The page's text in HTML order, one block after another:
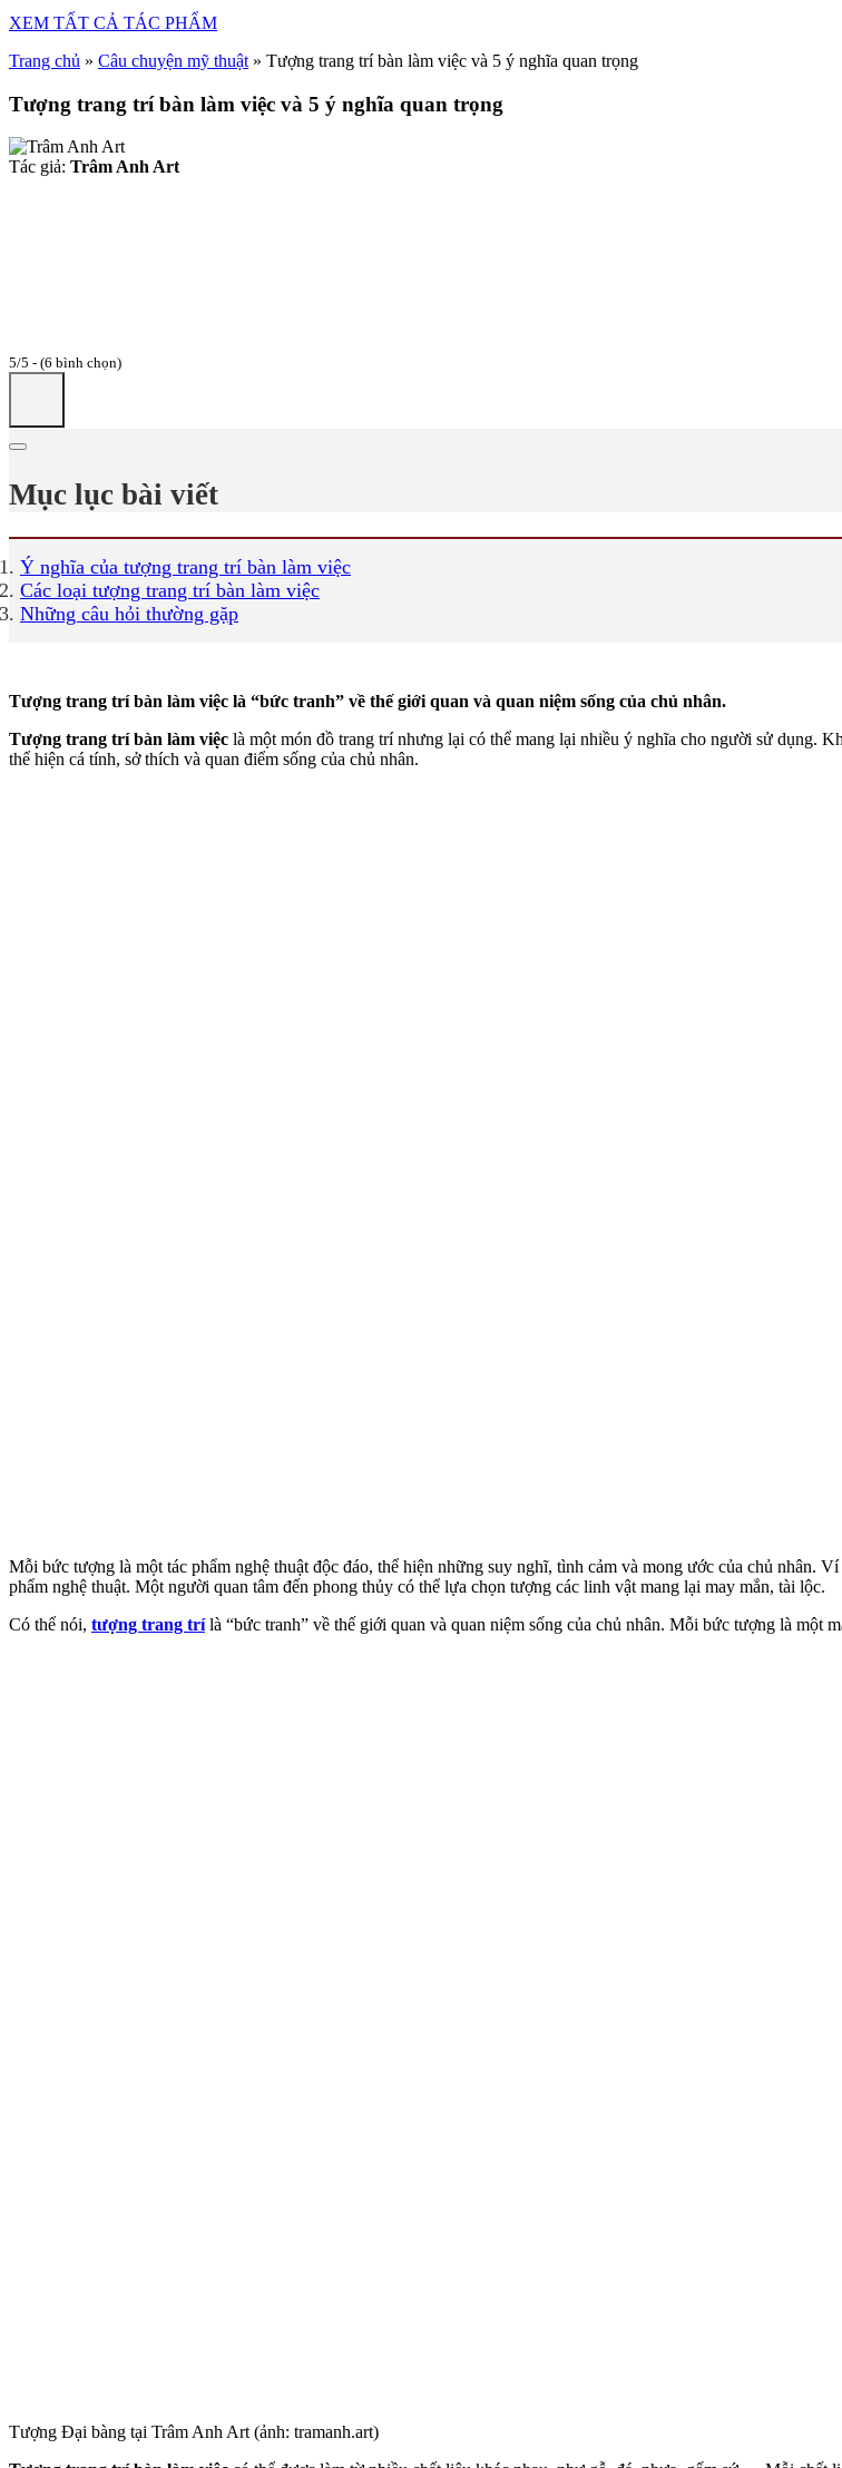
XEM TẤT CẢ TÁC PHẨM
Trang chủ » Câu chuyện mỹ thuật » Tượng trang trí bàn làm việc và 5 ý nghĩa quan trọng
Tượng trang trí bàn làm việc và 5 ý nghĩa quan trọng
Tác giả: Trâm Anh Art
5/5 - (6 bình chọn)
Mục lục bài viết
Ý nghĩa của tượng trang trí bàn làm việc
Các loại tượng trang trí bàn làm việc
Những câu hỏi thường gặp
Tượng trang trí bàn làm việc là “bức tranh” về thế giới quan và quan niệm sống của chủ nhân.
Tượng trang trí bàn làm việc là một món đồ trang trí nhưng lại có thể mang lại nhiều ý nghĩa cho người sử dụng.
thể hiện cá tính, sở thích và quan điểm sống của chủ nhân.
Mỗi bức tượng là một tác phẩm nghệ thuật độc đáo, thể hiện những suy nghĩ, tình cảm và mong ước của chủ nhân.
phẩm nghệ thuật. Một người quan tâm đến phong thủy có thể lựa chọn tượng các linh vật mang lại may mắn, tài lộc.
Có thể nói, tượng trang trílà “bức tranh” về thế giới quan và quan niệm sống của chủ nhân. Mỗi bức tượng là một
Tượng Đại bàng tại Trâm Anh Art (ảnh: tramanh.art)